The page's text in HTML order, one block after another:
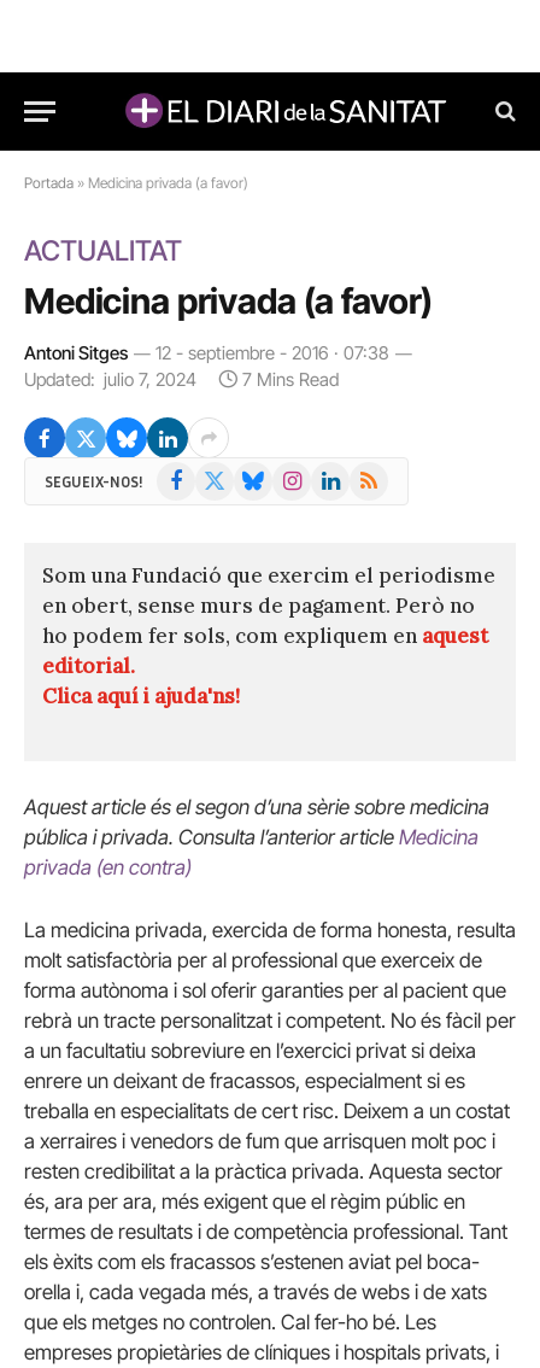
Portada » Medicina privada (a favor)
ACTUALITAT
Medicina privada (a favor)
Antoni Sitges
12 - septiembre - 2016 · 07:38
Updated: julio 7, 2024 7 Mins Read
SEGUEIX-NOS! Facebook BlueskyInstagramLinkedIn
RSS
Som una Fundació que exercim el periodisme
en obert, sense murs de pagament. Però no
ho podem fer sols, com expliquem en aquest
editorial.
Clica aquí i ajuda'ns!
Aquest article és el segon d’una sèrie sobre medicina
pública i privada. Consulta l’anterior article Medicina
privada (en contra)
La medicina privada, exercida de forma honesta, resulta
molt satisfactòria per al professional que exerceix de
forma autònoma i sol oferir garanties per al pacient que
rebrà un tracte personalitzat i competent. No és fàcil per
a un facultatiu sobreviure en l’exercici privat si deixa
enrere un deixant de fracassos, especialment si es
treballa en especialitats de cert risc. Deixem a un costat
a xerraires i venedors de fum que arrisquen molt poc i
resten credibilitat a la pràctica privada. Aquesta sector
és, ara per ara, més exigent que el règim públic en
termes de resultats i de competència professional. Tant
els èxits com els fracassos s’estenen aviat pel boca-
orella i, cada vegada més, a través de webs i de xats
que els metges no controlen. Cal fer-ho bé. Les
empreses propietàries de clíniques i hospitals privats, i